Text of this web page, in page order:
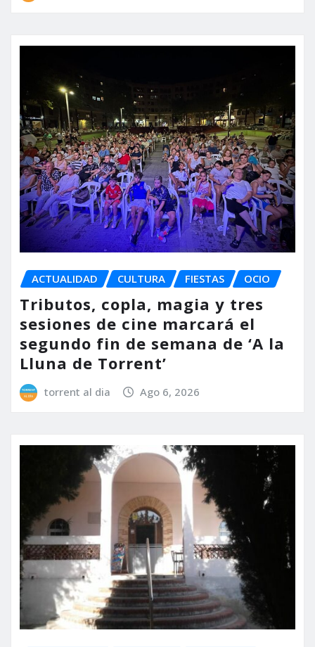
ACTUALIDAD CULTURA FIESTAS OCIO
Tributos, copla, magia y tres
sesiones de cine marcará el
segundo fin de semana de ‘A la
Lluna de Torrent’
torrent al dia Ago 6, 2026